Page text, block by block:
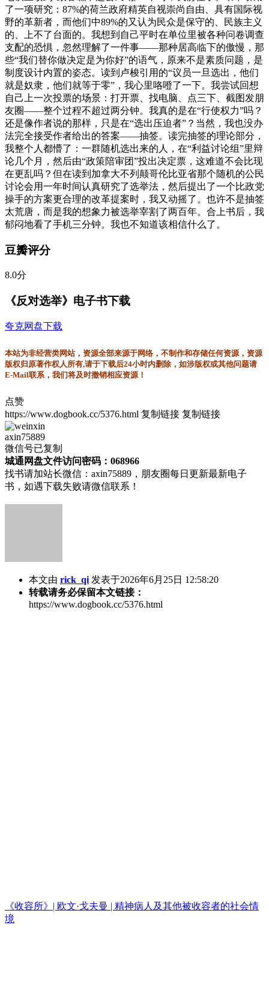
了一项研究：87%的荷兰政府精英自视崇尚自由、具有国际视
野的革新者，而他们中89%的又认为民众是保守的、民族主义
的、上不了台面的。我想到自己平时在单位里被各种问卷调查
支配的恐惧，忽然理解了一件事——那种居高临下的傲慢，那
些“我们替你做决定是为你好”的语气，原来不是素质问题，是
制度设计内置的姿态。读到卢梭引用的“议员一旦选出，他们
就是奴隶，他们就等于零”，我心里咯噔了一下。我尝试回想
自己上一次投票的场景：打开票、找电脑、点三下、截图发朋
友圈——整个过程不超过两分钟。我真的是在“行使权力”吗？
还是像作者说的那样，只是在“选出压迫者”？当然，我也没办
法完全接受作者给出的答案——抽签。读完抽签的理论部分，
我整个人都懵了：一群随机选出来的人，在“利益讨论组”里辩
论几个月，然后由“政策陪审团”投出决定票，这难道不会比现
在更乱吗？但在读到加拿大不列颠哥伦比亚省那个随机的公民
讨论会用一年时间认真研究了选举法，然后提出了一个比政党
操手的方案更合理的改革提案时，我又动摇了。也许不是抽签
太荒唐，而是我的想象力被选举宰割了两百年。合上书后，我
郁闷地看了手机三分钟。我也不知道该相信什么了。
豆瓣评分
8.0分
《反对选举》电子书下载
夸克网盘下载
本站为非经营类网站，资源全部来源于网络，不制作和存储任何资源，资源
版权归原著作权人所有,请于下载后24小时内删除，如涉版权或其他问题请
E-Mail联系，我们将及时撤销相应资源！
点赞
https://www.dogbook.cc/5376.html 复制链接 复制链接
axin75889
微信号已复制
城通网盘文件访问密码：068966
找书请加站长微信：axin75889，朋友圈每日更新最新电子
书，如遇下载失败请微信联系！
本文由 rick_qi 发表于2026年6月25日 12:58:20
转载请务必保留本文链接：
https://www.dogbook.cc/5376.html
《收容所》| 欧文·戈夫曼 | 精神病人及其他被收容者的社会情
境